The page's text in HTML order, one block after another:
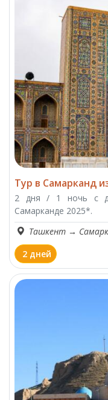
Тур в Самарканд
2 дня / 1 ночь с
Самарканде 2025*.
Ташкент →
2 дней